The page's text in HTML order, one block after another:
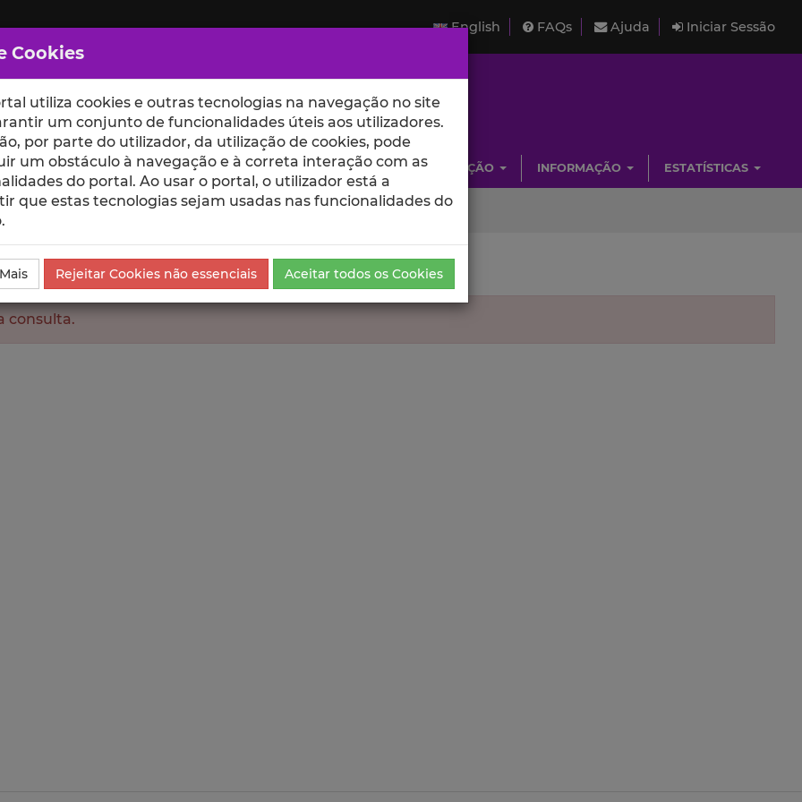
English FAQs Ajuda Iniciar Sessão
ESCOLAS UNIDADES INVESTIGAÇÃO INFORMAÇÃO ESTATÍSTICAS
consulta.
Cookies
utiliza cookies e outras tecnologias na navegação no site
um conjunto de funcionalidades úteis aos utilizadores.
por parte do utilizador, da utilização de cookies, pode
um obstáculo à navegação e à correta interação com as
do portal. Ao usar o portal, o utilizador está a
que estas tecnologias sejam usadas nas funcionalidades do
Rejeitar Cookies não essenciais Aceitar todos os Cookies